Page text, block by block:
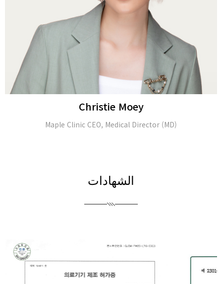
Alina Tomasheva
Dermatologist
الشهادات